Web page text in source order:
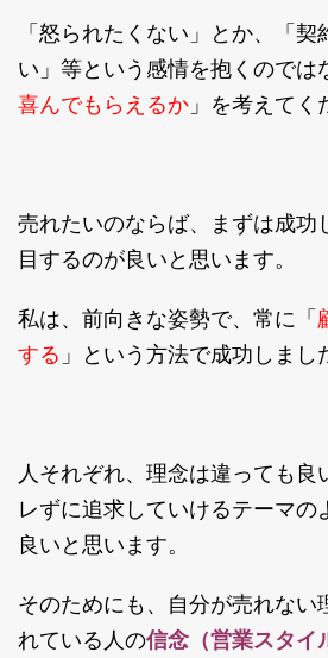
「怒られたくない」とか、「
い」等という感情を抱くのでは
喜んでもらえるか 」を考えてく
売れたいのならば、まずは成功
目するのが良いと思います。
私は、前向きな姿勢で、常に「
する 」という方法で成功しまし
人それぞれ、理念は違っても良
レずに追求していけるテーマの
良いと思います。
そのためにも、自分が売れない
れている人の信念（営業スタイ